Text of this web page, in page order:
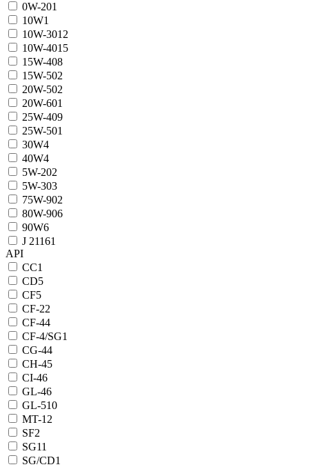
0W-201
10W1
10W-3012
10W-4015
15W-408
15W-502
20W-502
20W-601
25W-409
25W-501
30W4
40W4
5W-202
5W-303
75W-902
80W-906
90W6
J 21161
API
CC1
CD5
CF5
CF-22
CF-44
CF-4/SG1
CG-44
CH-45
CI-46
GL-46
GL-510
MT-1 2
SF2
SG11
SG/CD1